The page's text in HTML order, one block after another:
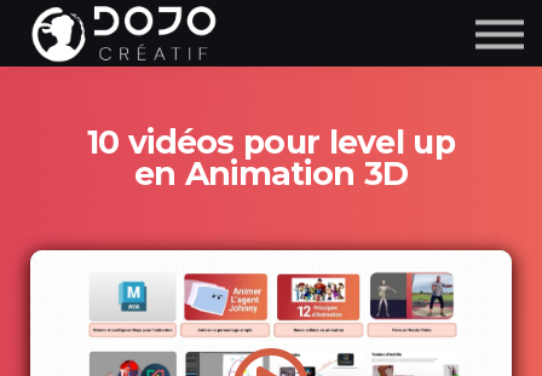
10 vidéos pour level up
en Animation 3D